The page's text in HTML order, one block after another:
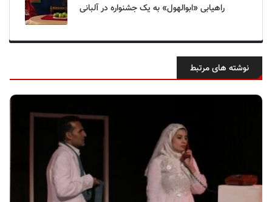
راهیابی «ابوالهول» به یک جشنواره در آلبانی
نوشته های مرتبط